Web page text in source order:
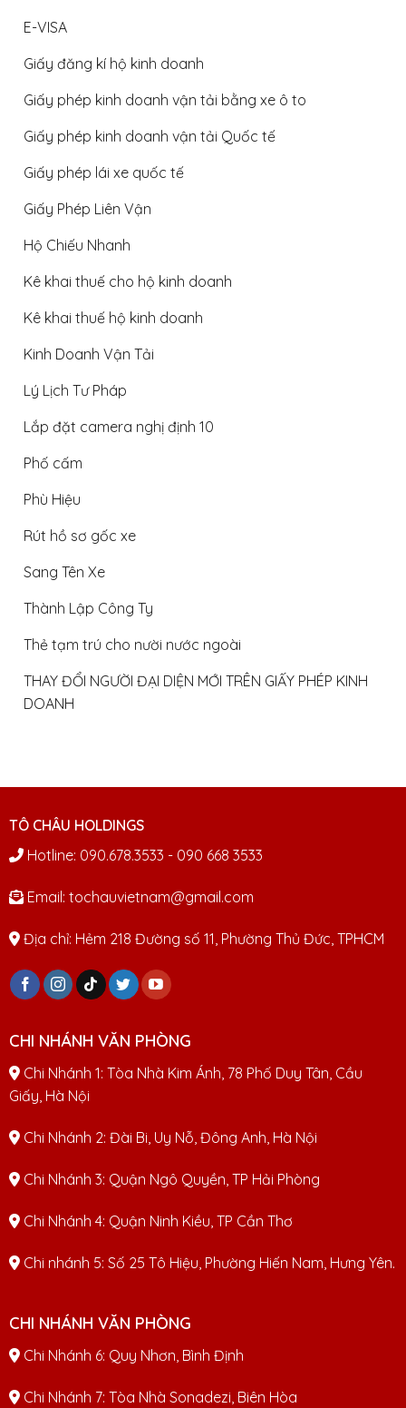
E-VISA
Giấy đăng kí hộ kinh doanh
Giấy phép kinh doanh vận tải bằng xe ô to
Giấy phép kinh doanh vận tải Quốc tế
Giấy phép lái xe quốc tế
Giấy Phép Liên Vận
Hộ Chiếu Nhanh
Kê khai thuế cho hộ kinh doanh
Kê khai thuế hộ kinh doanh
Kinh Doanh Vận Tải
Lý Lịch Tư Pháp
Lắp đặt camera nghị định 10
Phố cấm
Phù Hiệu
Rút hồ sơ gốc xe
Sang Tên Xe
Thành Lập Công Ty
Thẻ tạm trú cho nười nước ngoài
THAY ĐỔI NGƯỜI ĐẠI DIỆN MỚI TRÊN GIẤY PHÉP KINH
DOANH
TÔ CHÂU HOLDINGS
Hotline: 090.678.3533 - 090 668 3533
Email: tochauvietnam@gmail.com
Địa chỉ: Hẻm 218 Đường số 11, Phường Thủ Đức, TPHCM
CHI NHÁNH VĂN PHÒNG
Chi Nhánh 1: Tòa Nhà Kim Ánh, 78 Phố Duy Tân, Cầu
Giấy, Hà Nội
Chi Nhánh 2: Đài Bi, Uy Nỗ, Đông Anh, Hà Nội
Chi Nhánh 3: Quận Ngô Quyền, TP Hải Phòng
Chi Nhánh 4: Quận Ninh Kiều, TP Cần Thơ
Chi nhánh 5: Số 25 Tô Hiệu, Phường Hiến Nam, Hưng Yên.
CHI NHÁNH VĂN PHÒNG
Chi Nhánh 6: Quy Nhơn, Bình Định
Chi Nhánh 7: Tòa Nhà Sonadezi, Biên Hòa